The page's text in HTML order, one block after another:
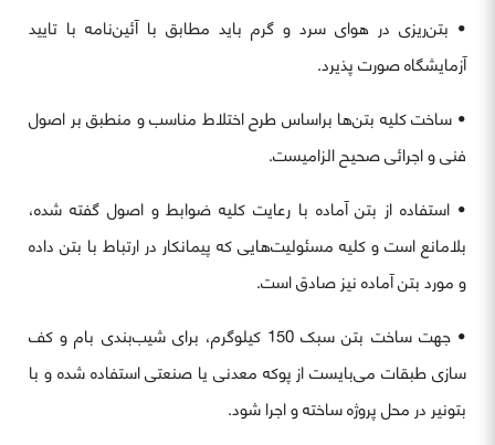
• بتن‌ریزی در هوای سرد و گرم باید مطابق با آئین‌نامه با تایید
آزمایشگاه صورت پذیرد.
• ساخت کلیه بتن‌ها براساس طرح اختلاط مناسب و منطبق بر اصول
فنی و اجرائی صحیح الزامیست.
• استفاده از بتن آماده با رعایت کلیه ضوابط و اصول گفته شده،
بلامانع است و کلیه مسئولیت‌هایی که پیمانکار در ارتباط با بتن داده
و مورد بتن آماده نیز صادق است.
• جهت ساخت بتن سبک 150 کیلوگرم، برای شیب‌بندی بام و کف
سازی طبقات می‌بایست از پوکه معدنی یا صنعتی استفاده شده و با
بتونیر در محل پروژه ساخته و اجرا شود.